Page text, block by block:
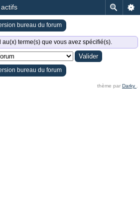
bureau du forum
terme(s) que vous avez spécifié(s).
bureau du forum
thème par Darky